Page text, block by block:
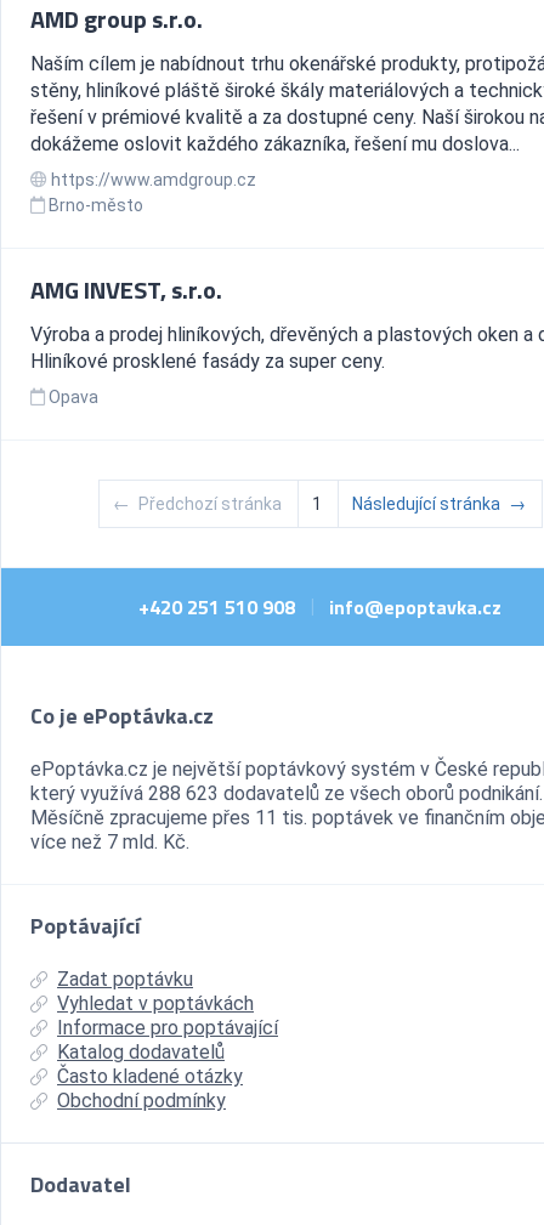
AMD group s.r.o.
Naším cílem je nabídnout trhu okenářské produkty,
stěny, hliníkové pláště široké škály materiálových a
řešení v prémiové kvalitě a za dostupné ceny. Naší širokou
dokážeme oslovit každého zákazníka, řešení mu doslova...
https://www.amdgroup.cz
Brno-město
AMG INVEST, s.r.o.
Výroba a prodej hliníkových, dřevěných a plastových oken a
Hliníkové prosklené fasády za super ceny.
Opava
← Předchozí stránka 1 Následující stránka →
+420 251 510 908 info@epoptavka.cz
Co je ePoptávka.cz
ePoptávka.cz je největší poptávkový systém v České
který využívá 288 623 dodavatelů ze všech oborů podnikání.
Měsíčně zpracujeme přes 11 tis. poptávek ve finančním
více než 7 mld. Kč.
Poptávající
Zadat poptávku
Vyhledat v poptávkách
Informace pro poptávající
Katalog dodavatelů
Často kladené otázky
Obchodní podmínky
Dodavatel